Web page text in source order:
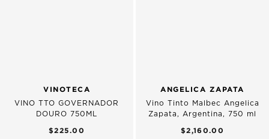
VINOTECA
VINO TTO GOVERNADOR
DOURO 750ML
$225.00
ANGELICA ZAPATA
Vino Tinto Malbec Angelica
Zapata, Argentina, 750 ml
$2,160.00